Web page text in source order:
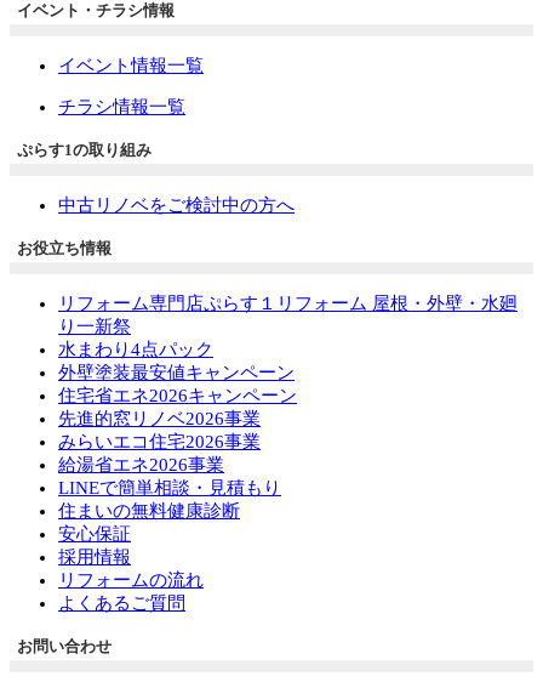
イベント・チラシ情報
イベント情報一覧
チラシ情報一覧
ぷらす1の取り組み
中古リノベをご検討中の方へ
お役立ち情報
リフォーム専門店ぷらす１リフォーム 屋根・外壁・水廻
り一新祭
水まわり4点パック
外壁塗装最安値キャンペーン
住宅省エネ2026キャンペーン
先進的窓リノベ2026事業
みらいエコ住宅2026事業
給湯省エネ2026事業
LINEで簡単相談・見積もり
住まいの無料健康診断
安心保証
採用情報
リフォームの流れ
よくあるご質問
お問い合わせ